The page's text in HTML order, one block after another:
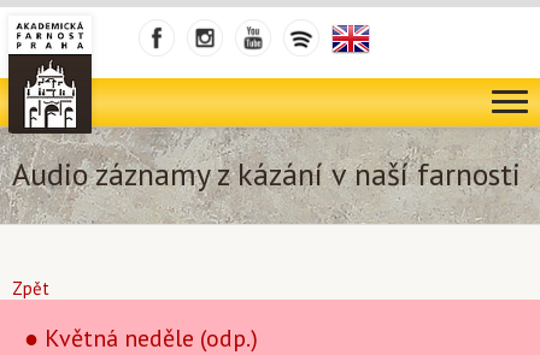
Audio záznamy z kázání v naší farnosti
Zpět
● Květná neděle (odp.)